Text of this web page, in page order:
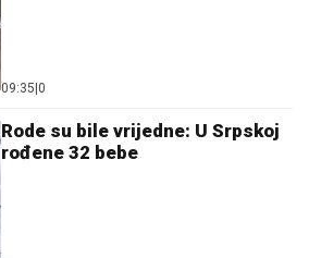
09:35|0
Rode su bile vrijedne: U Srpskoj
rođene 32 bebe